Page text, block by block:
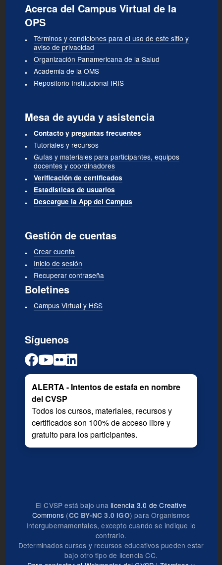
Acerca del Campus Virtual de la
OPS
Términos y condiciones para el uso de este sitio y
aviso de privacidad
Organización Panamericana de la Salud
Academia de la OMS
Repositorio Institucional IRIS
Mesa de ayuda y asistencia
Contacto y preguntas frecuentes
Tutoriales y recursos
Guías y materiales para participantes, equipos
docentes y coordinadores
Verificación de certificados
Estadísticas de usuarios
Descargue la App del Campus
Gestión de cuentas
Crear cuenta
Inicio de sesión
Recuperar contraseña
Boletines
Campus Virtual y HSS
Síguenos
ALERTA - Intentos de estafa en nombre
del CVSP
Todos los cursos, materiales, recursos y
certificados son 100% de acceso libre y
gratuito para los participantes.
El CVSP está bajo una licencia 3.0 de Creative
Commons (CC BY-NC 3.0 IGO) para Organismos
Intergubernamentales, excepto cuando se indique lo
contrario.
Determinados cursos y recursos educativos pueden estar
bajo otro tipo de licencia CC.